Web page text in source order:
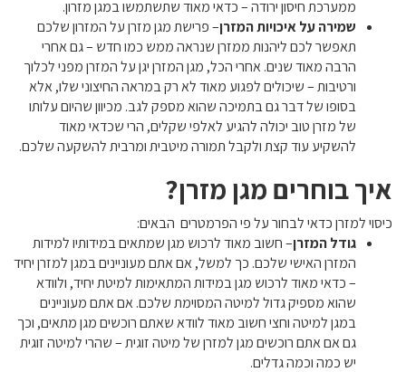
ממערכת חיסון ירודה – כדאי מאוד שתשתמשו במגן מזרון.
שמירה על איכויות המזרן– פרישת מגן מזרן על המזרון שלכם
תאפשר לכם ליהנות ממזרן שנראה ממש כמו חדש – גם אחרי
הרבה מאוד שנים. אחרי הכל, מגן המזרן יגן על המזרן מפני לכלוך
ורטיבות – שיכולים לפגוע מאוד לא רק במראה החיצוני שלו, אלא
בסופו של דבר גם בתמיכה שהוא מספק לגב. מכיוון שהיום עלותו
של מזרן טוב יכולה להגיע לאלפי שקלים, הרי שכדאי מאוד
להשקיע עוד קצת ולקבל תמורה מיטבית ומרבית להשקעה שלכם.
איך בוחרים מגן מזרן?
כיסוי למזרן כדאי לבחור על פי הפרמטרים הבאים:
גודל המזרן– חשוב מאוד לרכוש מגן שמתאים במידותיו למידות
המזרן האישי שלכם. כך למשל, אם אתם מעוניינים במגן למזרן יחיד
– כדאי מאוד לרכוש מגן במידות המתאימות למיטת יחיד, ולוודא
שהוא מספיק גדול למיטה המסוימת שלכם. אם אתם מעוניינים
במגן למיטה וחצי חשוב מאוד לוודא שאתם רוכשים מגן מתאים, וכך
גם אם אתם רוכשים מגן למזרן של מיטה זוגית – שהרי למיטה זוגית
יש כמה וכמה גדלים.